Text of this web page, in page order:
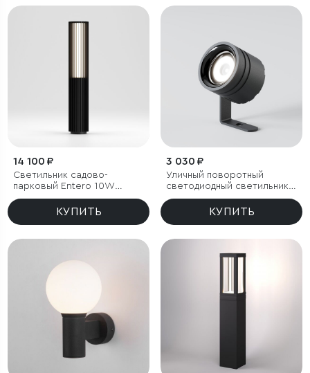
14 100 ₽
Светильник садово-
парковый Entero 10W
черный 4000К
КУПИТЬ
3 030 ₽
Уличный поворотный
светодиодный светильник
Landscape (35190/S)
КУПИТЬ